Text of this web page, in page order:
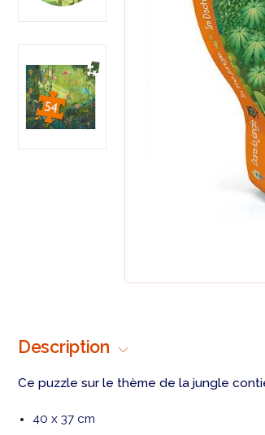
Description
Ce puzzle sur le thème de la jungle
40 x 37 cm